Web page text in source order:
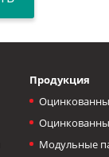
Продукция
Модульные